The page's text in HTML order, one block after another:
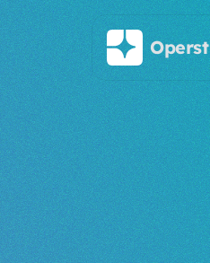
주요 콘텐츠로 건너뛰기
Operst